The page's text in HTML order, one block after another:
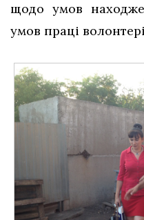
щодо умов
умов праці